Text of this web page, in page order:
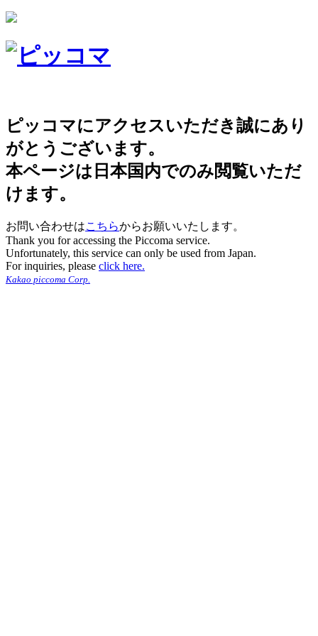
ピッコマにアクセスいただき誠にあり
がとうございます。
本ページは日本国内でのみ閲覧いただ
けます。
お問い合わせはこちらからお願いいたします。
Thank you for accessing the Piccoma service.
Unfortunately, this service can only be used from Japan.
For inquiries, please click here.
Kakao piccoma Corp.